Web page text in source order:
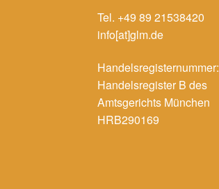
Tel. +49 89 21538420
info[at]glm.de
Handelsregisternummer:
Handelsregister B des
Amtsgerichts München
HRB290169